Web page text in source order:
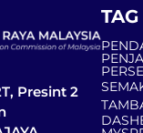
Presint 2
TAG